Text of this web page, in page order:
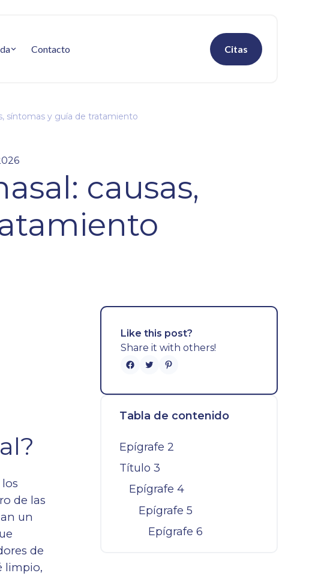
Contacto Citas
síntomas y guía de tratamiento
causas,
de las
un
de
limpio,
Like this post?
Share it with others!
Tabla de contenido
Epígrafe 2
Título 3
Epígrafe 4
Epígrafe 5
Epígrafe 6